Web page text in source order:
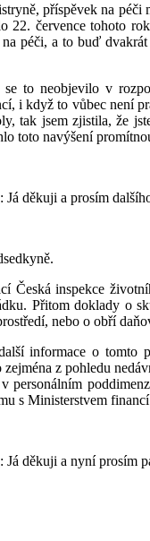
příspěvek na
22. července tohoto
péči, a to buď
to neobjevilo v
i když to vůbec není
tak jsem zjistila, že
toto navýšení
: Já děkuji a prosím
Česká inspekce
Přitom doklady o
nebo o obří
informace o
zejména z pohledu
personálním
s Ministerstvem
: Já děkuji a nyní prosím